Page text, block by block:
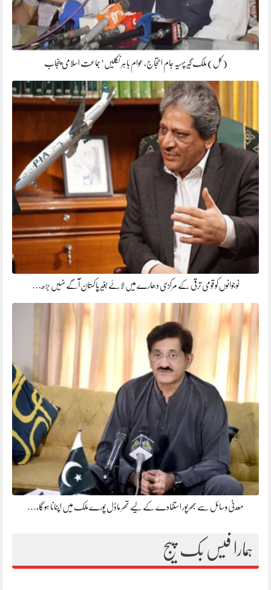
(کل) ملک گیر پہیہ جام احتجاج، عوام باہر نکلیں’ جماعت اسلامی پنجاب
نوجوانوں کو قومی ترقی کے مرکزی دھارے میں لائے بغیر پاکستان آگے نہیں بڑھ…
معدنی وسائل سے بھرپور استفادے کے لیے تھر ماڈل پورے ملک میں اپنانا ہوگا،…
ہمارا فیس بک پیج